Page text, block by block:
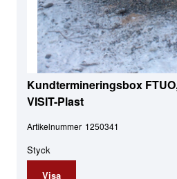
Kundtermineringsbox
VISIT-Plast
Artikelnummer 1250341
Styck
Visa